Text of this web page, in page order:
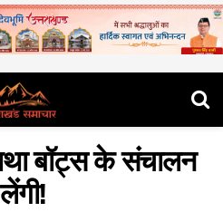
बॉट्स के संचालन